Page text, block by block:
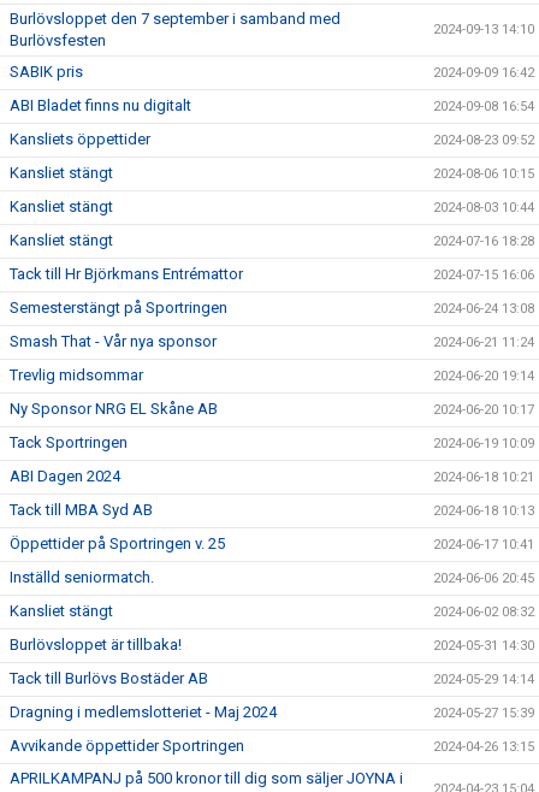
Burlövsloppet den 7 september i samband med
Burlövsfesten
2024-09-13 14:10
SABIK pris 2024-09-09 16:42
ABI Bladet finns nu digitalt 2024-09-08 16:54
Kansliets öppettider 2024-08-23 09:52
Kansliet stängt 2024-08-06 10:15
Kansliet stängt 2024-08-03 10:44
Kansliet stängt 2024-07-16 18:28
Tack till Hr Björkmans Entrémattor 2024-07-15 16:06
Semesterstängt på Sportringen 2024-06-24 13:08
Smash That - Vår nya sponsor 2024-06-21 11:24
Trevlig midsommar 2024-06-20 19:14
Ny Sponsor NRG EL Skåne AB 2024-06-20 10:17
Tack Sportringen 2024-06-19 10:09
ABI Dagen 2024 2024-06-18 10:21
Tack till MBA Syd AB 2024-06-18 10:13
Öppettider på Sportringen v. 25 2024-06-17 10:41
Inställd seniormatch. 2024-06-06 20:45
Kansliet stängt 2024-06-02 08:32
Burlövsloppet är tillbaka! 2024-05-31 14:30
Tack till Burlövs Bostäder AB 2024-05-29 14:14
Dragning i medlemslotteriet - Maj 2024 2024-05-27 15:39
Avvikande öppettider Sportringen 2024-04-26 13:15
APRILKAMPANJ på 500 kronor till dig som säljer JOYNA i